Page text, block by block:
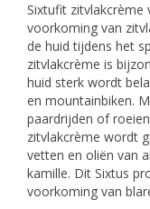
Sixtufit zitvlakcrème
voorkoming van
de huid tijdens het
zitvlakcrème is
huid sterk wordt
en mountainbiken.
paardrijden of
zitvlakcrème wordt
vetten en oliën van
kamille. Dit Sixtus
voorkoming van